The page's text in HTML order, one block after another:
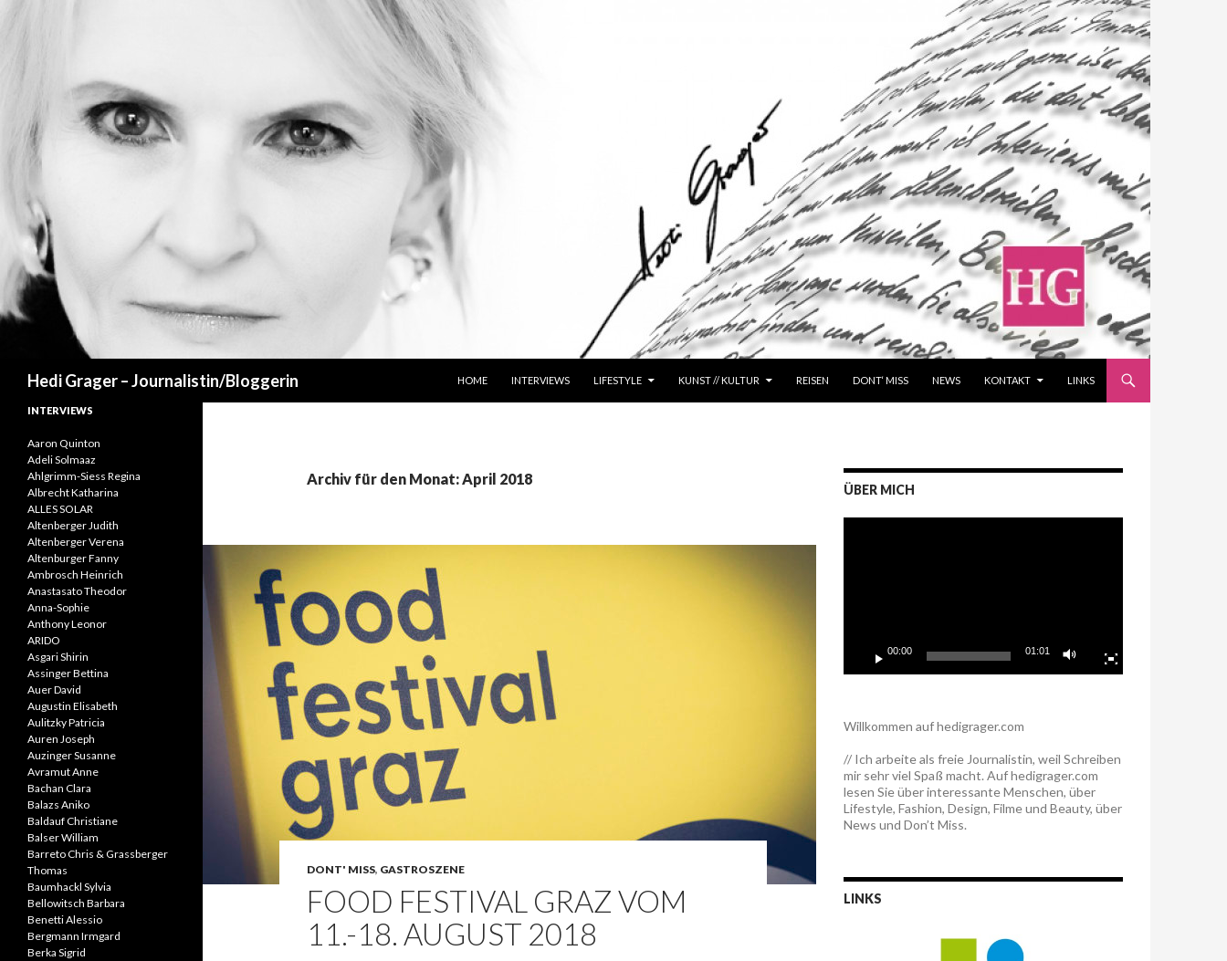
Hedi Grager – Journalistin/Bloggerin
HOME
INTERVIEWS LIFESTYLE KUNST // KULTUR REISEN DONT‘ MISS NEWS KONTAKT LINKS
Archiv für den Monat: April 2018
DONT' MISS, GASTROSZENE
FOOD FESTIVAL GRAZ VOM
11.-18. AUGUST 2018
ÜBER MICH
00:00 01:01
Willkommen auf hedigrager.com
// Ich arbeite als freie Journalistin, weil Schreiben
mir sehr viel Spaß macht. Auf hedigrager.com
lesen Sie über interessante Menschen, über
Lifestyle, Fashion, Design, Filme und Beauty, über
News und Don’t Miss.
LINKS
INTERVIEWS
Aaron Quinton
Adeli Solmaaz
Ahlgrimm-Siess Regina
Albrecht Katharina
ALLES SOLAR
Altenberger Judith
Altenberger Verena
Altenburger Fanny
Ambrosch Heinrich
Anastasato Theodor
Anna-Sophie
Anthony Leonor
ARIDO
Asgari Shirin
Assinger Bettina
Auer David
Augustin Elisabeth
Aulitzky Patricia
Auren Joseph
Auzinger Susanne
Avramut Anne
Bachan Clara
Balazs Aniko
Baldauf Christiane
Balser William
Barreto Chris & Grassberger
Thomas
Baumhackl Sylvia
Bellowitsch Barbara
Benetti Alessio
Bergmann Irmgard
Berka Sigrid